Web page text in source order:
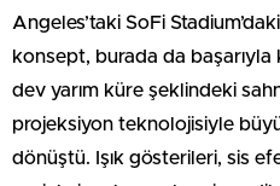
Angeles’taki SoFi
konsept, burada da başarıyla
dev yarım küre şeklindeki
projeksiyon teknolojisiyle
dönüştü. Işık gösterileri, sis